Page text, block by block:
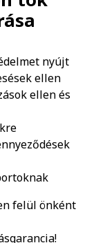
nyújt
ellen
ellen és
felül önként